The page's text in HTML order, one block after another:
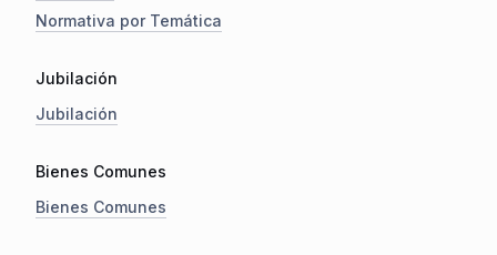
Normativa por Temática
Jubilación
Jubilación
Bienes Comunes
Bienes Comunes